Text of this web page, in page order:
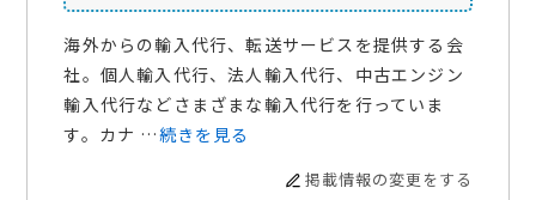
海外からの輸入代行、転送サービスを提供する会
社。個人輸入代行、法人輸入代行、中古エンジン
輸入代行などさまざまな輸入代行を行っていま
す。カナ …続きを見る
掲載情報の変更をする